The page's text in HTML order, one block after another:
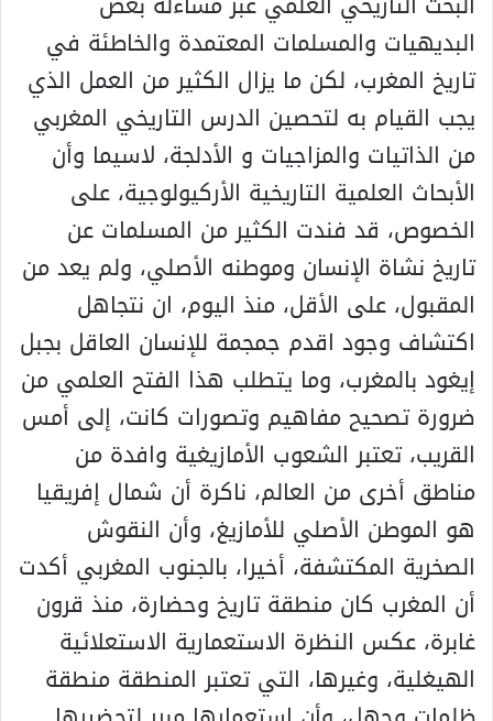
البديهيات والمسلمات المعتمدة والخاطئة في
تاريخ المغرب، لكن ما يزال الكثير من العمل الذي
يجب القيام به لتحصين الدرس التاريخي المغربي
من الذاتيات والمزاجيات و الأدلجة، لاسيما وأن
الأبحاث العلمية التاريخية الأركيولوجية، على
الخصوص، قد فندت الكثير من المسلمات عن
تاريخ نشاة الإنسان وموطنه الأصلي، ولم يعد من
المقبول، على الأقل، منذ اليوم، ان نتجاهل
اكتشاف وجود اقدم جمجمة للإنسان العاقل بجبل
إيغود بالمغرب، وما يتطلب هذا الفتح العلمي من
ضرورة تصحيح مفاهيم وتصورات كانت، إلى أمس
القريب، تعتبر الشعوب الأمازيغية وافدة من
مناطق أخرى من العالم، ناكرة أن شمال إفريقيا
هو الموطن الأصلي للأمازيغ، وأن النقوش
الصخرية المكتشفة، أخيرا، بالجنوب المغربي أكدت
أن المغرب كان منطقة تاريخ وحضارة، منذ قرون
غابرة، عكس النظرة الاستعمارية الاستعلائية
الهيغلية، وغيرها، التي تعتبر المنطقة منطقة